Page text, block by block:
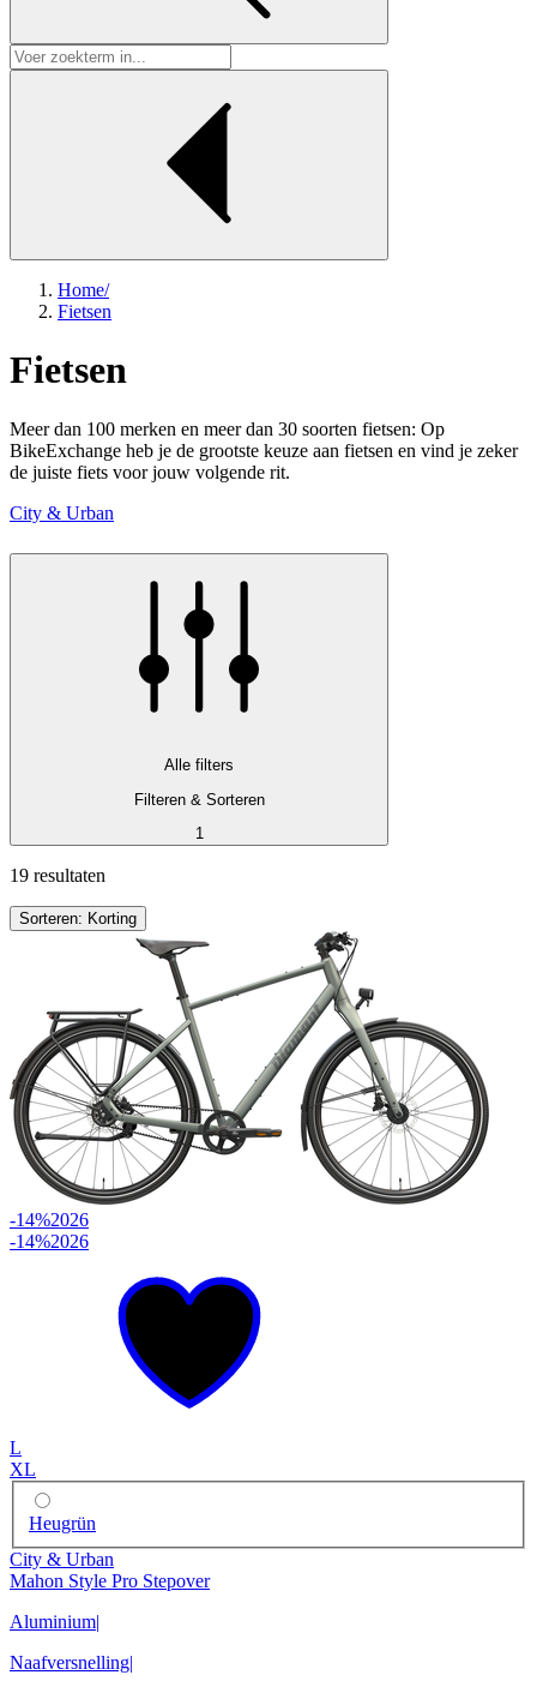
Home/
Fietsen
Fietsen
Meer dan 100 merken en meer dan 30 soorten fietsen: Op
BikeExchange heb je de grootste keuze aan fietsen en vind je zeker
de juiste fiets voor jouw volgende rit.
City & Urban
Alle filters
Filteren & Sorteren
1
19 resultaten
Sorteren: Korting
-14%2026
-14%2026
L
XL
Heugrün
City & Urban
Mahon Style Pro Stepover
Aluminium
Naafversnelling